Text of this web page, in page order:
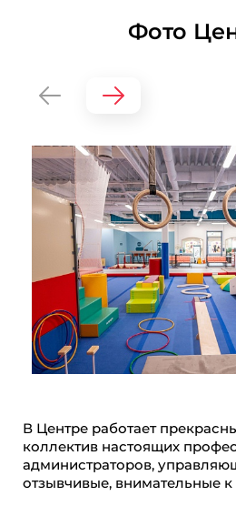
Фото
В Центре работает
коллектив настоящих
администраторов,
отзывчивые, внимательные